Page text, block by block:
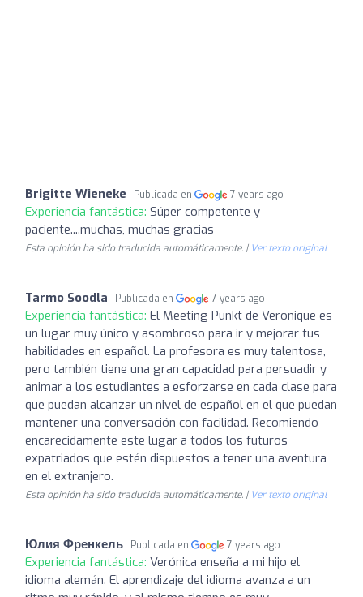
Brigitte Wieneke Publicada en 7 years ago
Experiencia fantástica: Súper competente y
paciente....muchas, muchas gracias
Esta opinión ha sido traducida automáticamente. | Ver texto original
Tarmo Soodla Publicada en 7 years ago
Experiencia fantástica: El Meeting Punkt de Veronique es
un lugar muy único y asombroso para ir y mejorar tus
habilidades en español. La profesora es muy talentosa,
pero también tiene una gran capacidad para persuadir y
animar a los estudiantes a esforzarse en cada clase para
que puedan alcanzar un nivel de español en el que puedan
mantener una conversación con facilidad. Recomiendo
encarecidamente este lugar a todos los futuros
expatriados que estén dispuestos a tener una aventura
en el extranjero.
Esta opinión ha sido traducida automáticamente. | Ver texto original
Юлия Френкель Publicada en 7 years ago
Experiencia fantástica: Verónica enseña a mi hijo el
idioma alemán. El aprendizaje del idioma avanza a un